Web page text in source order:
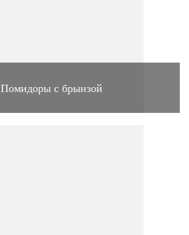
Помидоры с брынзой